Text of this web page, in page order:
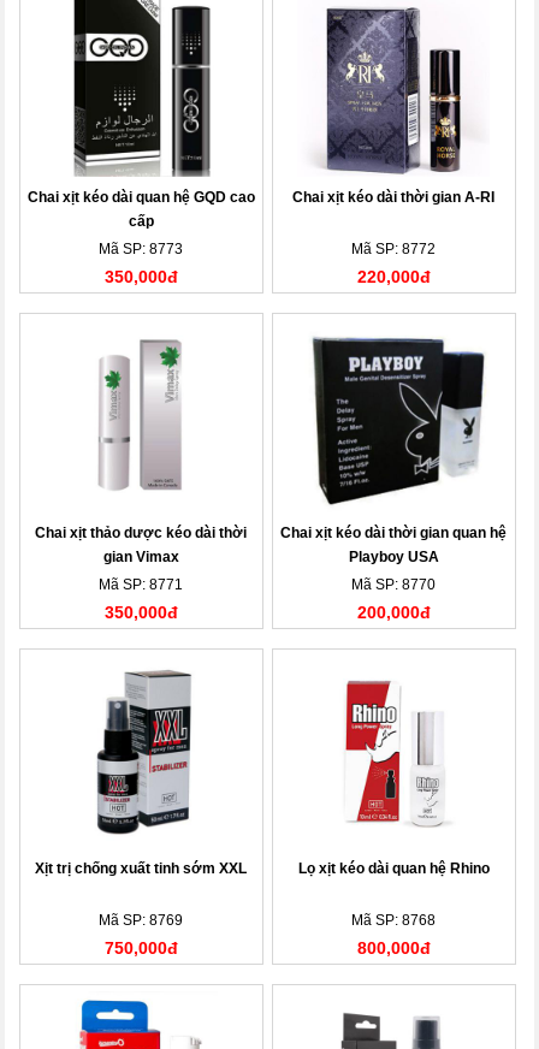
Chai xịt kéo dài quan hệ GQD cao
cấp
Mã SP: 8773
350,000đ
Chai xịt kéo dài thời gian A-RI
Mã SP: 8772
220,000đ
Chai xịt thảo dược kéo dài thời
gian Vimax
Mã SP: 8771
350,000đ
Chai xịt kéo dài thời gian quan hệ
Playboy USA
Mã SP: 8770
200,000đ
Xịt trị chống xuất tinh sớm XXL
Mã SP: 8769
750,000đ
Lọ xịt kéo dài quan hệ Rhino
Mã SP: 8768
800,000đ